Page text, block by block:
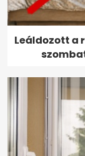
Leáldozott a